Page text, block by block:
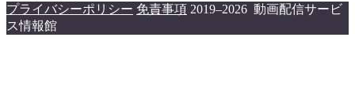
プライバシーポリシー 免責事項 2019–2026 動画配信サービ
ス情報館